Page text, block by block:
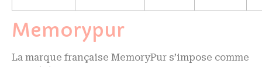
Memorypur
La marque française MemoryPur s’impose comme